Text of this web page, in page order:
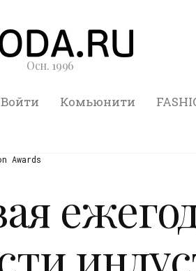
Осн. 1996
Войти Комьюнити
Awards